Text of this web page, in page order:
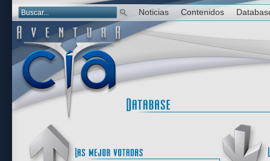
Noticias Contenidos
Las mejor